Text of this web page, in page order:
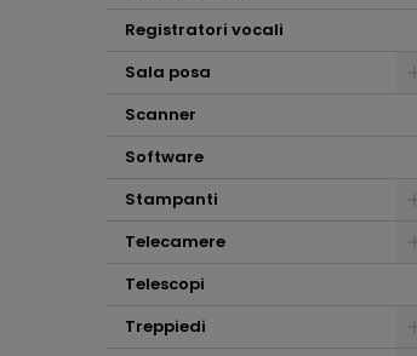
Registratori vocali
Sala posa
Scanner
Software
Stampanti
Telecamere
Telescopi
Treppiedi